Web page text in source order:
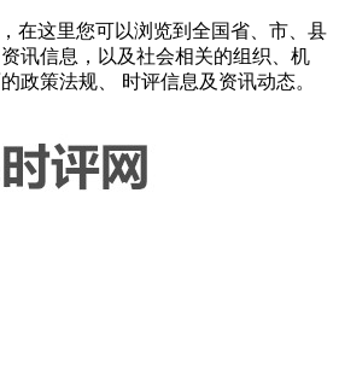
在这里您可以浏览到全国省、市、县
讯信息，以及社会相关的组织、机
政策法规、 时评信息及资讯动态。